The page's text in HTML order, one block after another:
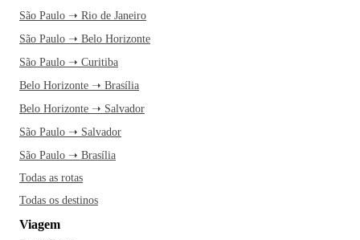
São Paulo ➝ Rio de Janeiro
São Paulo ➝ Belo Horizonte
São Paulo ➝ Curitiba
Belo Horizonte ➝ Brasília
Belo Horizonte ➝ Salvador
São Paulo ➝ Salvador
São Paulo ➝ Brasília
Todas as rotas
Todas os destinos
Viagem